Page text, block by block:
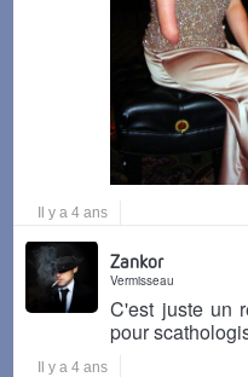
Il y a 4 ans
Zankor
Vermisseau
C'est juste un
pour
Il y a 4 ans